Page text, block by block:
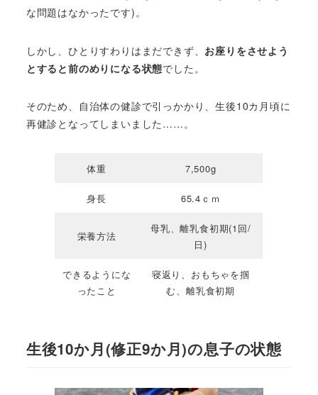
な問題はなかったです)。
しかし、ひとりすわりはまだできず、 お座りをさせよう
とすると前のめりになる状態でした。
そのため、自治体の健診で引っかかり、生後10カ月頃に
再健診となってしまいました……。
体重 7,500g
身長 65.4ｃｍ
栄養方法
母乳、離乳食初期(1回/
日)
できるようにな
ったこと
寝返り、おもちゃを掴
む、離乳食初期
生後10か月(修正9か月)の息子の状態